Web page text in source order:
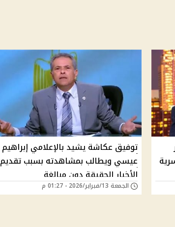
توفيق عكاشة يشيد بالإعلامي إبراهيم
عيسي ويطالب بمشاهدته بسبب تقديم
الأخبار الحقيقة دون مبالغة
الجمعة 13/فبراير/2026 - 01:27 م